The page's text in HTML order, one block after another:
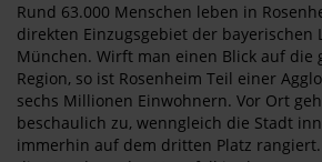
Rund 63.000 Menschen leben in
direkten Einzugsgebiet der bayerischen
München. Wirft man einen Blick auf die
Region, so ist Rosenheim Teil einer
sechs Millionen Einwohnern. Vor Ort
beschaulich zu, wenngleich die Stadt
immerhin auf dem dritten Platz